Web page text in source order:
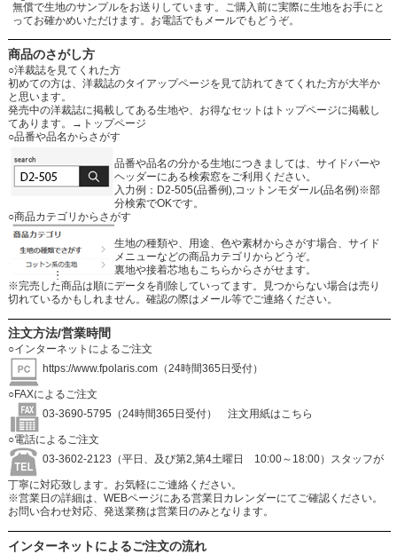
無償で生地のサンプルをお送りしています。ご購入前に実際に生地をお手にと
ってお確かめいただけます。お電話でもメールでもどうぞ。
商品のさがし方
○洋裁誌を見てくれた方
初めての方は、洋裁誌のタイアップページを見て訪れてきてくれた方が大半か
と思います。
発売中の洋裁誌に掲載してある生地や、お得なセットはトップページに掲載し
てあります。
→トップページ
○品番や品名からさがす
品番や品名の分かる生地につきましては、サイドバーや
ヘッダーにある検索窓をご利用ください。
入力例：D2-505(品番例),コットンモダール(品名例)※部
分検索でOKです。
○商品カテゴリからさがす
生地の種類や、用途、色や素材からさがす場合、サイド
メニューなどの商品カテゴリからどうぞ。
裏地や接着芯地もこちらからさがせます。
※完売した商品は順にデータを削除していってます。見つからない場合は売り
切れているかもしれません。確認の際はメール等でご連絡ください。
注文方法/営業時間
○インターネットによるご注文
https://www.fpolaris.com（24時間365日受付）
○FAXによるご注文
03-3690-5795（24時間365日受付）
注文用紙はこちら
○電話によるご注文
03-3602-2123（平日、及び第2,第4土曜日 10:00～18:00）スタッフが
丁寧に対応致します。お気軽にご連絡ください。
※営業日の詳細は、WEBページにある営業日カレンダーにてご確認ください。
お問い合わせ対応、発送業務は営業日のみとなります。
インターネットによるご注文の流れ